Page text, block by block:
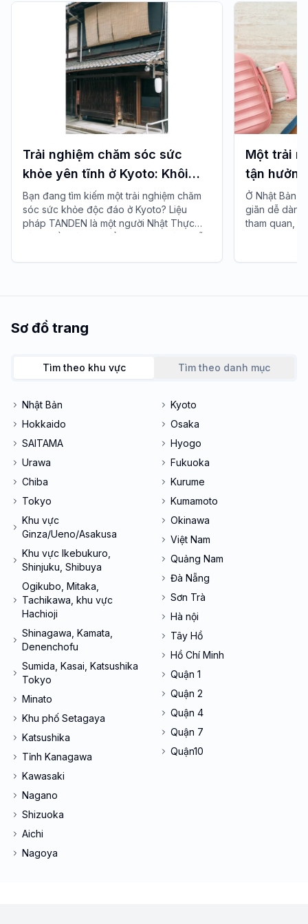
Trải nghiệm chăm sóc sức
khỏe yên tĩnh ở Kyoto: Khôi
phục hơi thở và cơ thể của bạn
với liệu pháp TANDEN
Bạn đang tìm kiếm một trải nghiệm chăm
sóc sức khỏe độc đáo ở Kyoto? Liệu
pháp TANDEN là một người Nhật Thực
hành điều hòa cơ thể giúp nhẹ nhàng hỗ
của cơ thể. Nó mang đến một cơ hội duy
Một trải
tận
dẫn cách
chuyến đi
Ở Nhật Bản,
giãn dễ
tham quan,
chuyến đi
Sơ đồ trang
Tìm theo khu vực Tìm theo danh mục
Nhật Bản
Hokkaido
SAITAMA
Urawa
Chiba
Tokyo
Khu vực
Ginza/Ueno/Asakusa
Khu vực Ikebukuro,
Shinjuku, Shibuya
Ogikubo, Mitaka,
Tachikawa, khu vực
Hachioji
Shinagawa, Kamata,
Denenchofu
Sumida, Kasai, Katsushika
Tokyo
Minato
Khu phố Setagaya
Katsushika
Tỉnh Kanagawa
Kawasaki
Nagano
Shizuoka
Aichi
Nagoya
Kyoto
Osaka
Hyogo
Fukuoka
Kurume
Kumamoto
Okinawa
Việt Nam
Quảng Nam
Đà Nẵng
Sơn Trà
Hà nội
Tây Hồ
Hồ Chí Minh
Quận 1
Quận 2
Quận 4
Quận 7
Quận10